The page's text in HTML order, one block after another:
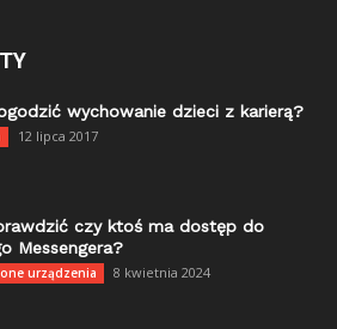
wychowanie dzieci z karierą?
12 lipca 2017
czy ktoś ma dostęp do
Messengera?
urządzenia 8 kwietnia 2024